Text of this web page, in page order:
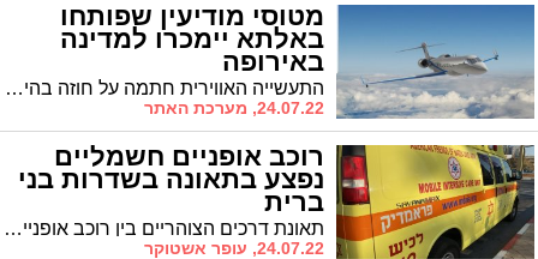
מטוסי מודיעין שפותחו
באלתא יימכרו למדינה
באירופה
התעשייה האווירית חתמה על חוזה בהיקף של מעל 200 מיליון דולר במסגרתה תספק מטוסי מודיעין שפותחו באלתא למדינה באירופה החברה בארגון נאט"ו. מטוסים אלו משמשים לגילוי, התראה ואיסוף מידע מודיעיני אסטרטגי
24.07.22, מערכת האתר
רוכב אופניים חשמליים
נפצע בתאונה בשדרות בני
ברית
תאונת דרכים הצוהריים בין רוכב אופניים חשמליים ורכב פרטי בשדרות מנחם בגין. צוותי ההצלה פינו את הפצוע במצב בינוני לאסותא
24.07.22, עופר אשטוקר